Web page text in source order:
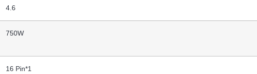
4.6
750W
16 Pin*1